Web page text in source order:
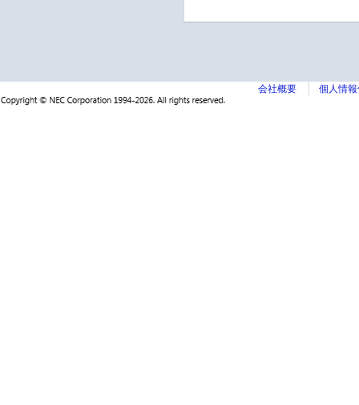
会社概要 個人情